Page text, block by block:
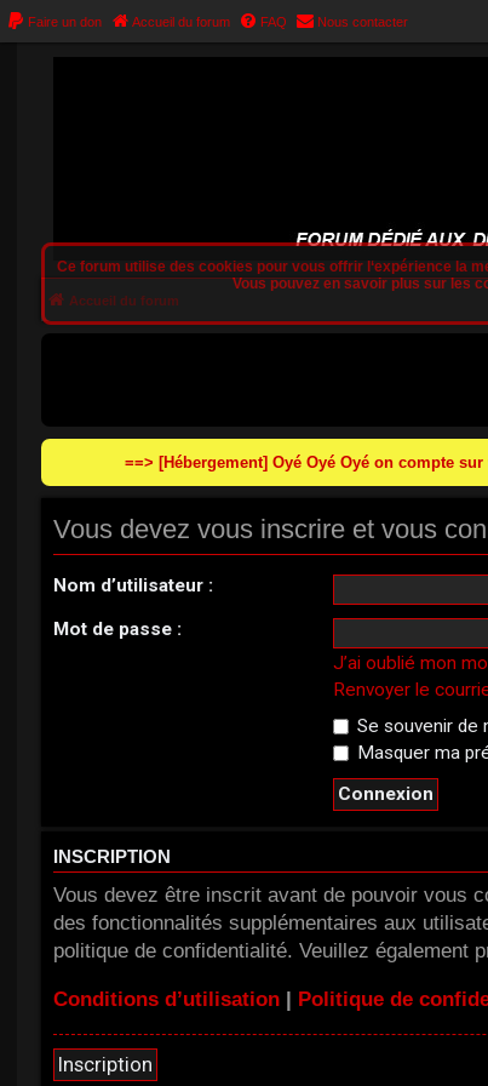
Faire un don Accueil du forum FAQ Nous contacter
Accueil du forum
==> [Hébergement] Oyé Oyé Oyé on compte
Vous devez vous inscrire et vous
Nom d’utilisateur :
Mot de passe :
J’ai oublié mon
Renvoyer le
Se souvenir de
Masquer ma
INSCRIPTION
Vous devez être inscrit avant de pouvoir vous
des fonctionnalités supplémentaires aux
politique de confidentialité. Veuillez également
Conditions d’utilisation| Politique de
Inscription
Ce forum utilise des cookies pour vous offrir l‘expérience la
Vous pouvez en savoir plus sur les